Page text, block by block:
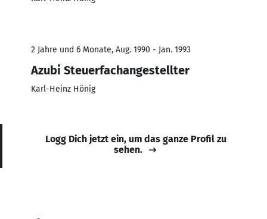
2 Jahre und 6 Monate, Aug. 1990 - Jan. 1993
Azubi Steuerfachangestellter
Karl-Heinz Hönig
Logg Dich jetzt ein, um das ganze Profil zu
sehen.